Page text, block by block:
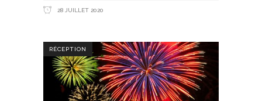
28 JUILLET 2020
RÉCEPTION